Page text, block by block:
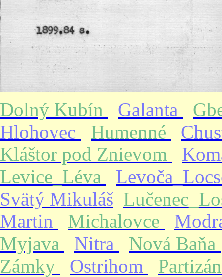
Dolný Kubín Galanta
Hlohovec
Humenné
Kláštor pod Znievom
Levice_Léva
Svätý Mikuláš
Martin
Michalovce
Myjava
Nitra
Nová Baňa
Zámky
Ostrihom